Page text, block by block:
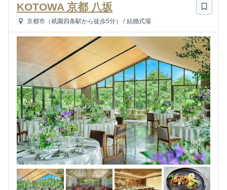
KOTOWA 京都 八坂
京都市（祇園四条駅から徒歩5分） / 結婚式場